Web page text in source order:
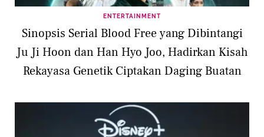
ENTERTAINMENT
Sinopsis Serial Blood Free yang Dibintangi
Ju Ji Hoon dan Han Hyo Joo, Hadirkan Kisah
Rekayasa Genetik Ciptakan Daging Buatan